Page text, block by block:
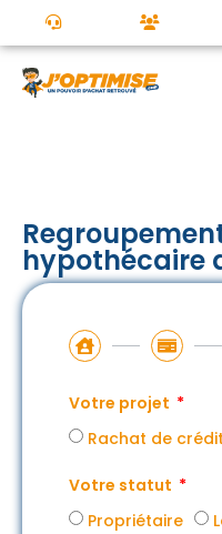
hypothécaire
Votre projet
Rachat de crédit
Votre statut
Propriétaire